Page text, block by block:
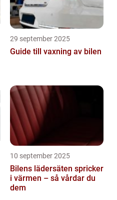
29 september 2025
Guide till vaxning av bilen
10 september 2025
Bilens lädersäten spricker
i värmen – så vårdar du
dem